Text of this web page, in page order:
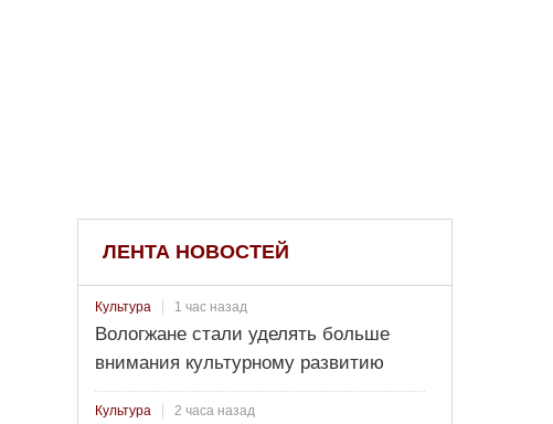
ЛЕНТА НОВОСТЕЙ
Культура 1 час назад
Вологжане стали уделять больше
внимания культурному развитию
Культура 2 часа назад